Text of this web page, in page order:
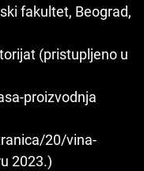
fakultet, Beograd,
(pristupljeno u
proizvodnja
20/vina-
2023.)